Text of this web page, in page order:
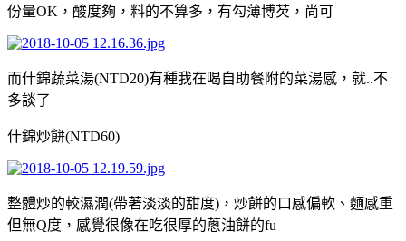
份量OK，酸度夠，料的不算多，有勾薄博芡，尚可
而什錦蔬菜湯(NTD20)有種我在喝自助餐附的菜湯感，就..不
多談了
什錦炒餅(NTD60)
整體炒的較濕潤(帶著淡淡的甜度)，炒餅的口感偏軟、麵感重
但無Q度，感覺很像在吃很厚的蔥油餅的fu